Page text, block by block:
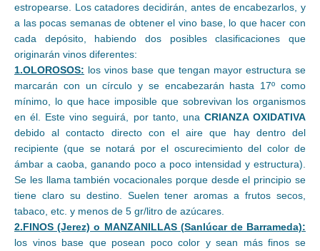
estropearse. Los catadores decidirán, antes de encabezarlos, y
a las pocas semanas de obtener el vino base, lo que hacer con
cada depósito, habiendo dos posibles clasificaciones que
originarán vinos diferentes:
1.OLOROSOS: los vinos base que tengan mayor estructura se
marcarán con un círculo y se encabezarán hasta 17º como
mínimo, lo que hace imposible que sobrevivan los organismos
en él. Este vino seguirá, por tanto, una CRIANZA OXIDATIVA
debido al contacto directo con el aire que hay dentro del
recipiente (que se notará por el oscurecimiento del color de
ámbar a caoba, ganando poco a poco intensidad y estructura).
Se les llama también vocacionales porque desde el principio se
tiene claro su destino. Suelen tener aromas a frutos secos,
tabaco, etc. y menos de 5 gr/litro de azúcares.
2.FINOS (Jerez) o MANZANILLAS (Sanlúcar de Barrameda):
los vinos base que posean poco color y sean más finos se